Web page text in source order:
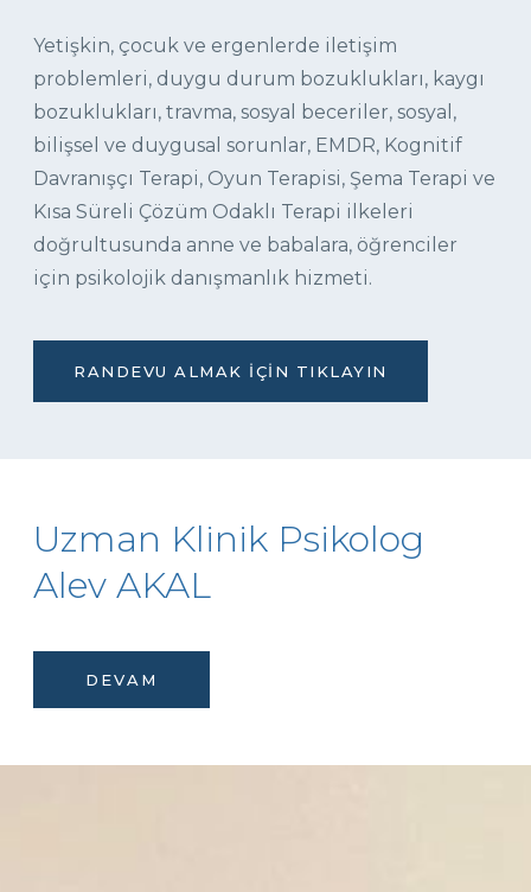
Yetişkin, çocuk ve ergenlerde iletişim
problemleri, duygu durum bozuklukları, kaygı
bozuklukları, travma, sosyal beceriler, sosyal,
bilişsel ve duygusal sorunlar, EMDR, Kognitif
Davranışçı Terapi, Oyun Terapisi, Şema Terapi ve
Kısa Süreli Çözüm Odaklı Terapi ilkeleri
doğrultusunda anne ve babalara, öğrenciler
için psikolojik danışmanlık hizmeti.
RANDEVU ALMAK İÇIN TIKLAYIN
Uzman Klinik Psikolog
Alev AKAL
DEVAM